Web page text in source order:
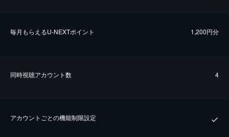
毎⽉もらえるU-NEXTポイント 1,200円分
同時視聴アカウント数 4
アカウントごとの機能制限設定